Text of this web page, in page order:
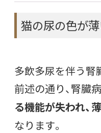
猫の尿の色が
多飲多尿を伴う腎
前述の通り、腎臓
る機能が失われ、
なります。